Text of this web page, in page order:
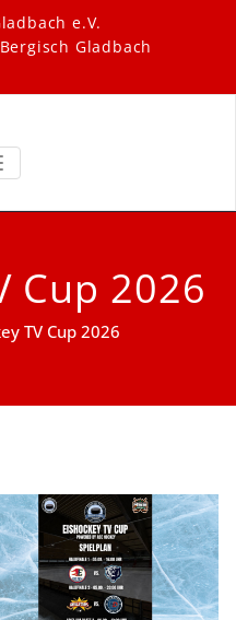
e.V.
Gladbach
Real Stars –
NAVIGATION
Cup 2026
TV Cup 2026